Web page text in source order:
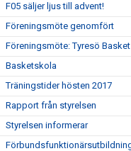
F05 säljer ljus till advent!
Föreningsmöte genomfört
Föreningsmöte: Tyresö
Basketskola
Träningstider hösten 2017
Rapport från styrelsen
Styrelsen informerar